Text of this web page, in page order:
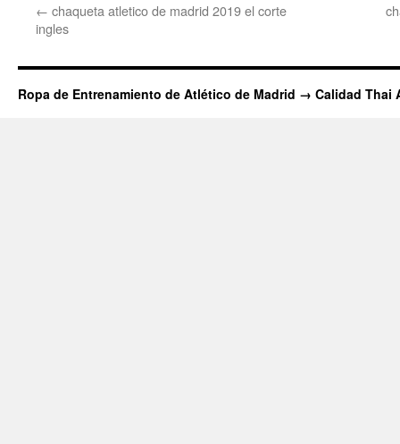
← chaqueta atletico de madrid 2019 el corte
ingles
Ropa de Entrenamiento de Atlético de Madrid → Calidad Thai